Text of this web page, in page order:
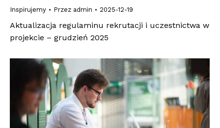
Inspirujemy Przez admin 2025-12-19
Aktualizacja regulaminu rekrutacji i uczestnictwa w
projekcie – grudzień 2025